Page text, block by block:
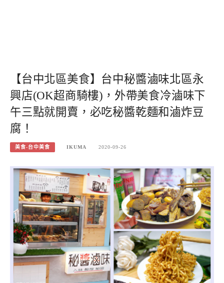
【台中北區美食】台中秘醬滷味北區永
興店(OK超商騎樓)，外帶美食冷滷味下
午三點就開賣，必吃秘醬乾麵和滷炸豆
腐！
美食-台中美食 IKUMA 2020-09-26